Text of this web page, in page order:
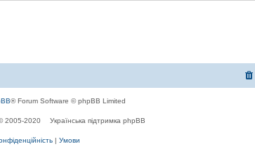
® Forum Software © phpBB Limited
2005-2020 Українська підтримка phpBB
| Умови